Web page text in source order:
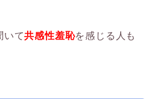
いて共感性羞恥を感じる人も